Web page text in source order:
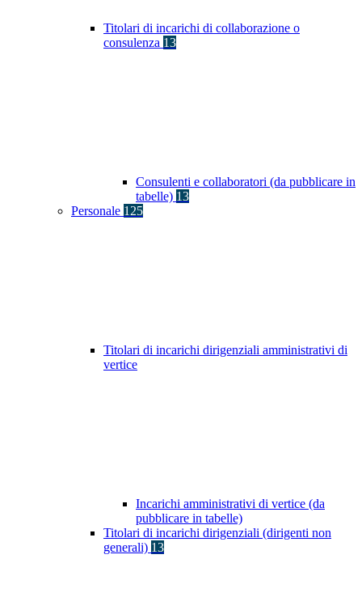
Titolari di incarichi di collaborazione o
consulenza 13
Consulenti e collaboratori (da pubblicare in
tabelle) 13
Personale 125
Titolari di incarichi dirigenziali amministrativi di
vertice
Incarichi amministrativi di vertice (da
pubblicare in tabelle)
Titolari di incarichi dirigenziali (dirigenti non
generali) 13